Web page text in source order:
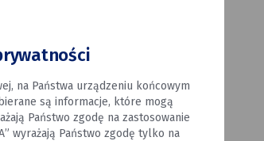
na Państwa urządzeniu końcowym
są informacje, które mogą
Państwo zgodę na zastosowanie
wyrażają Państwo zgodę tylko na